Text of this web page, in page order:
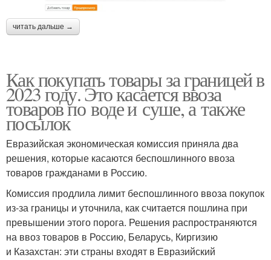
читать дальше →
Как покупать товары за границей в
2023 году. Это касается ввоза
товаров по воде и суше, а также
посылок
Евразийская экономическая комиссия приняла два
решения, которые касаются беспошлинного ввоза
товаров гражданами в Россию.
Комиссия продлила лимит беспошлинного ввоза покупок
из-за границы и уточнила, как считается пошлина при
превышении этого порога. Решения распространяются
на ввоз товаров в Россию, Беларусь, Киргизию
и Казахстан: эти страны входят в Евразийский